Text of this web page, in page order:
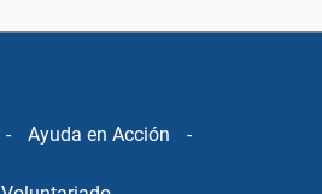
- Ayuda en Acción -